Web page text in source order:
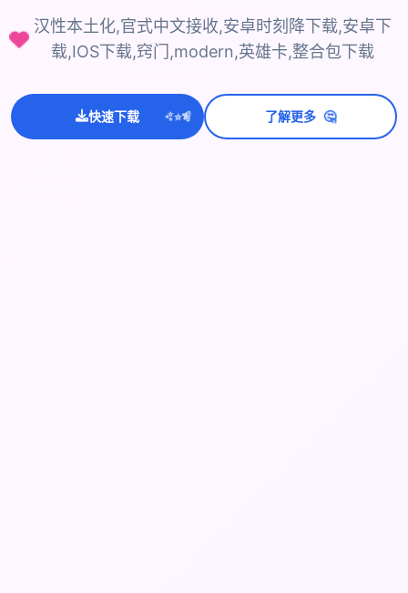
汉性本土化,官式中文接收,安卓时刻降下载,安卓下
载,IOS下载,窍门,modern,英雄卡,整合包下载
快速下载 ✨⭐💫 了解更多 🤔